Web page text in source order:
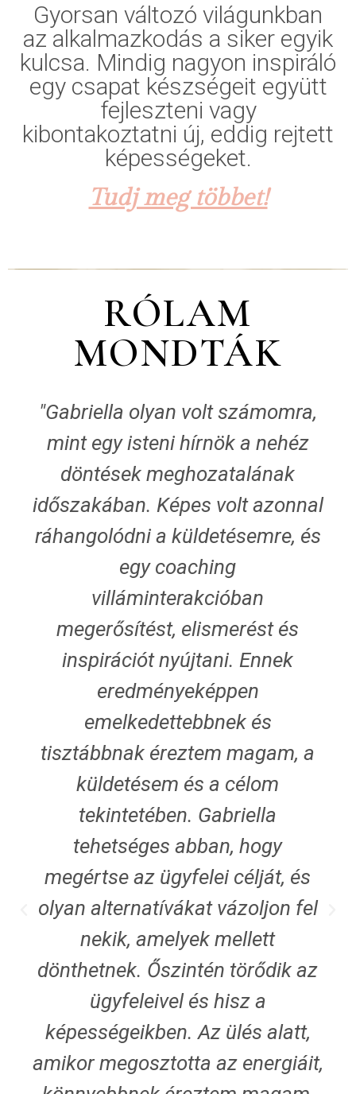
Gyorsan változó világunkban
az alkalmazkodás a siker egyik
kulcsa. Mindig nagyon inspiráló
egy csapat készségeit együtt
fejleszteni vagy
kibontakoztatni új, eddig rejtett
képességeket.
Tudj meg többet!
RÓLAM
MONDTÁK
"Gabriella olyan volt számomra,
mint egy isteni hírnök a nehéz
döntések meghozatalának
időszakában. Képes volt azonnal
ráhangolódni a küldetésemre, és
egy coaching
villáminterakcióban
megerősítést, elismerést és
inspirációt nyújtani. Ennek
eredményeképpen
emelkedettebbnek és
tisztábbnak éreztem magam, a
küldetésem és a célom
tekintetében. Gabriella
tehetséges abban, hogy
megértse az ügyfelei célját, és
olyan alternatívákat vázoljon fel
nekik, amelyek mellett
dönthetnek. Őszintén törődik az
ügyfeleivel és hisz a
képességeikben. Az ülés alatt,
amikor megosztotta az energiáit,